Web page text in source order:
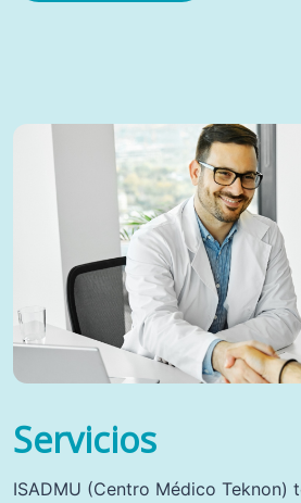
Servicios
ISADMU (Centro Médico Teknon)